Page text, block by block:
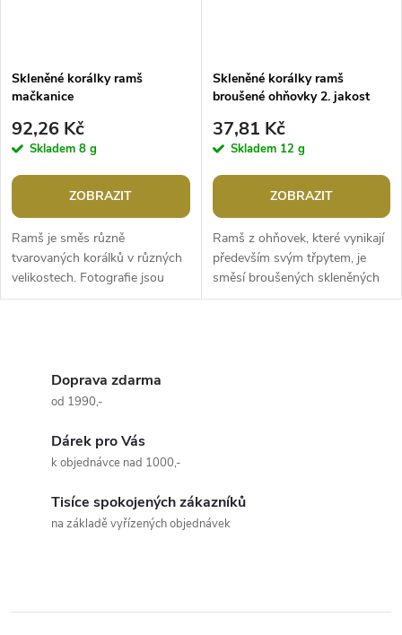
Skleněné korálky ramš
mačkanice
92,26 Kč
Skladem 8 g
ZOBRAZIT
Ramš je směs různě
tvarovaných korálků v různých
velikostech. Fotografie jsou
ilustrační - v balení se mohou
Skleněné korálky ramš
broušené ohňovky 2. jakost
37,81 Kč
Skladem 12 g
ZOBRAZIT
Ramš z ohňovek, které vynikají
především svým třpytem, je
směsí broušených skleněných
korálků různých velikostí. České
í
Doprava zdarma
od 1990,-
Dárek pro Vás
k objednávce nad 1000,-
Tisíce spokojených zákazníků
na základě vyřízených objednávek